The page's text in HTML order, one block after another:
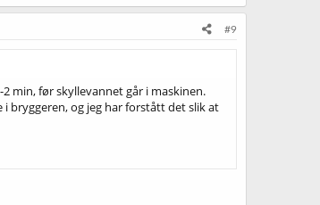
#9
min, før skyllevannet går i maskinen.
bryggeren, og jeg har forstått det slik at